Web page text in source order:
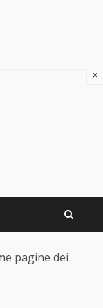
pagine dei
×